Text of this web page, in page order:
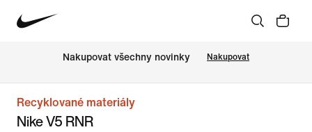
Nakupovat všechny novinky Nakupovat
Recyklované materiály
Nike V5 RNR